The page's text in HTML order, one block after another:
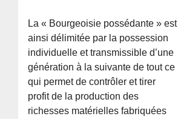
La « Bourgeoisie possédante » est
ainsi délimitée par la possession
individuelle et transmissible d’une
génération à la suivante de tout ce
qui permet de contrôler et tirer
profit de la production des
richesses matérielles fabriquées